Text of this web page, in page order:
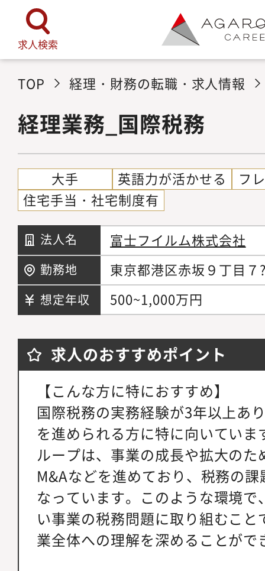
求人検索
TOP 経理・財務の転職・求人情報
経理業務_国際税務
大手 英語力が活かせる
フ
住宅手当・社宅制度有
法人名 富士フイルム株式会社
勤務地 東京都港区赤坂９丁目７
想定年収 500~1,000万円
求人のおすすめポイント
【こんな方に特におすすめ】
国際税務の実務経験が3年以上あ
を進められる方に特に向いてい
ループは、事業の成長や拡大の
M&Aなどを進めており、税務の
なっています。このような環境
い事業の税務問題に取り組むこ
業全体への理解を深めることがで